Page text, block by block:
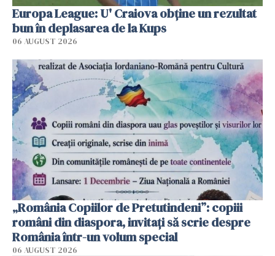
Europa League: U' Craiova obține un rezultat
bun în deplasarea de la Kups
06 AUGUST 2026
„România Copiilor de Pretutindeni”: copiii
români din diaspora, invitați să scrie despre
România într-un volum special
06 AUGUST 2026